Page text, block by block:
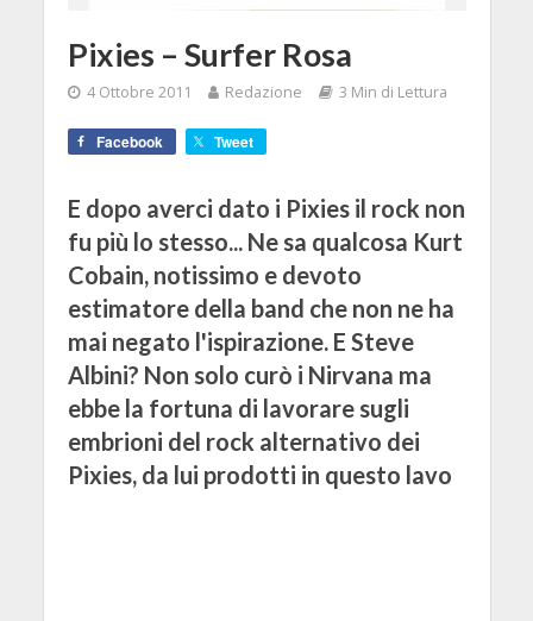
Pixies – Surfer Rosa
4 Ottobre 2011 Redazione 3 Min di Lettura
Facebook Tweet
E dopo averci dato i Pixies il rock non
fu più lo stesso... Ne sa qualcosa Kurt
Cobain, notissimo e devoto
estimatore della band che non ne ha
mai negato l'ispirazione. E Steve
Albini? Non solo curò i Nirvana ma
ebbe la fortuna di lavorare sugli
embrioni del rock alternativo dei
Pixies, da lui prodotti in questo lavo